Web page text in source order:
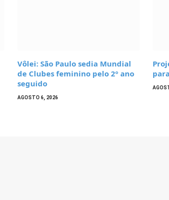
Vôlei: São Paulo sedia Mundial
de Clubes feminino pelo 2º ano
seguido
AGOSTO 6, 2026